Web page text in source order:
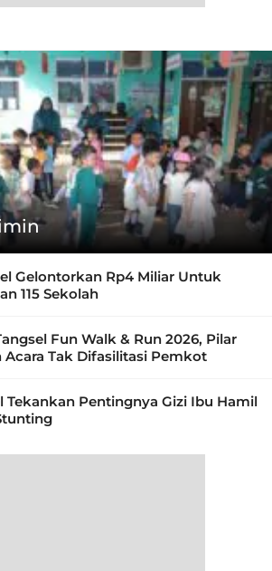
Gelontorkan Rp4 Miliar Untuk
115 Sekolah
Fun Walk & Run 2026, Pilar
Acara Tak Difasilitasi Pemkot
Tekankan Pentingnya Gizi Ibu Hamil